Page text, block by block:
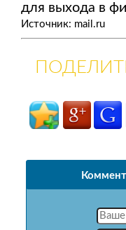
для выхода в
Источник: mail.ru